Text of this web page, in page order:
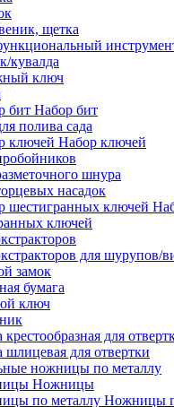
щетка
кувалда
ключ
Набор бит
полива сада
Набор ключей
шнура
насадок
ключей
для шурупов/
замок
бумага
ключ
крестообразная для
шлицевая для отвертки
ножницы по металлу
Ножницы
Ножницы